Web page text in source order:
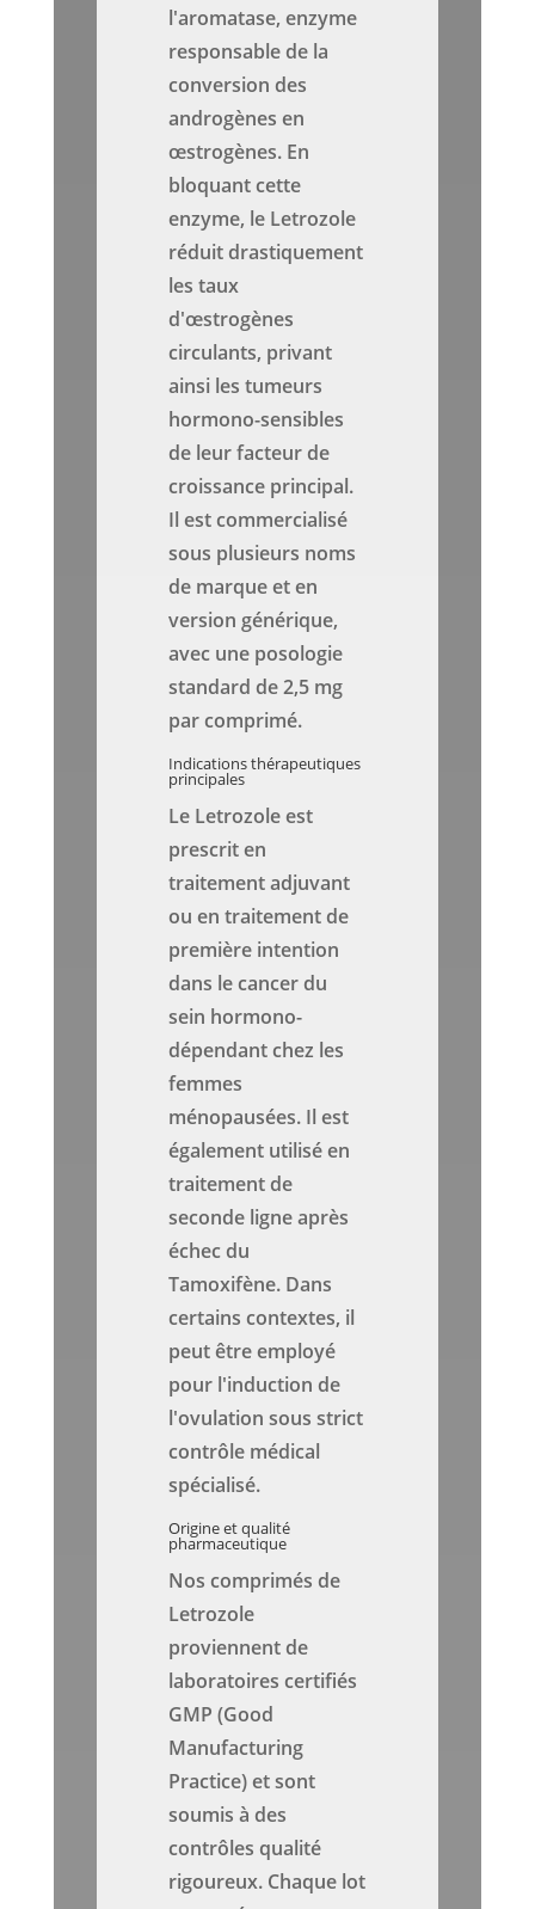
l'aromatase, enzyme
responsable de la
conversion des
androgènes en
œstrogènes. En
bloquant cette
enzyme, le Letrozole
réduit drastiquement
les taux
d'œstrogènes
circulants, privant
ainsi les tumeurs
hormono-sensibles
de leur facteur de
croissance principal.
Il est commercialisé
sous plusieurs noms
de marque et en
version générique,
avec une posologie
standard de 2,5 mg
par comprimé.
Indications thérapeutiques
principales
Le Letrozole est
prescrit en
traitement adjuvant
ou en traitement de
première intention
dans le cancer du
sein hormono-
dépendant chez les
femmes
ménopausées. Il est
également utilisé en
traitement de
seconde ligne après
échec du
Tamoxifène. Dans
certains contextes, il
peut être employé
pour l'induction de
l'ovulation sous strict
contrôle médical
spécialisé.
Origine et qualité
pharmaceutique
Nos comprimés de
Letrozole
proviennent de
laboratoires certifiés
GMP (Good
Manufacturing
Practice) et sont
soumis à des
contrôles qualité
rigoureux. Chaque lot